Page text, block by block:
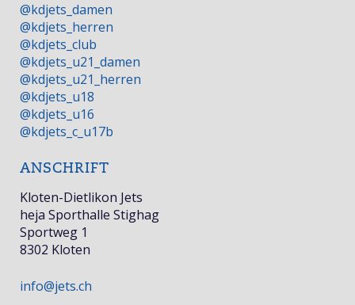
@kdjets_damen
@kdjets_herren
@kdjets_club
@kdjets_u21_damen
@kdjets_u21_herren
@kdjets_u18
@kdjets_u16
@kdjets_c_u17b
ANSCHRIFT
Kloten-Dietlikon Jets
heja Sporthalle Stighag
Sportweg 1
8302 Kloten
info@jets.ch